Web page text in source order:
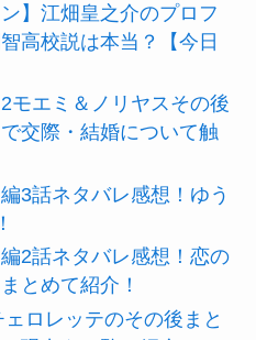
】江畑皇之介のプロフ
高校説は本当？【今日
モエミ＆ノリヤスその後
交際・結婚について触
3話ネタバレ感想！ゆう
2話ネタバレ感想！恋の
とめて紹介！
ェロレッテのその後まと